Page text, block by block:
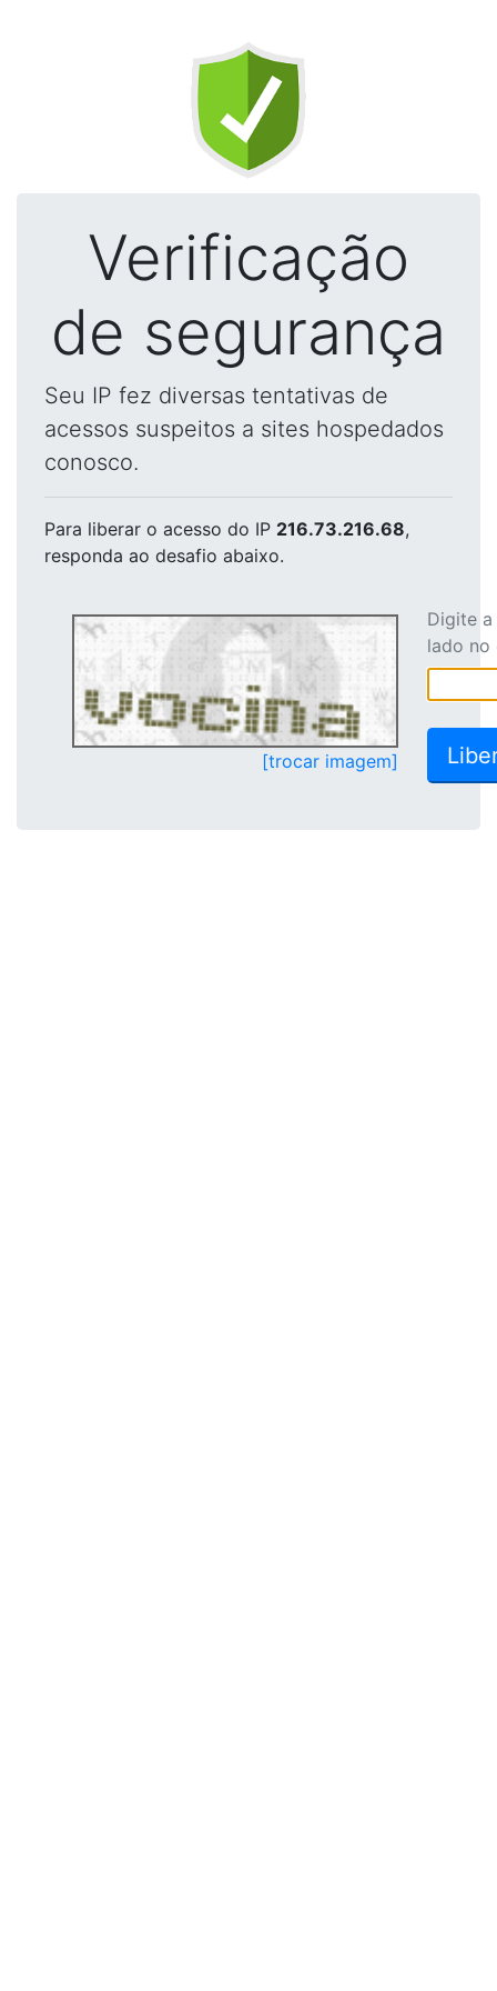
Verificação
de segurança
Seu IP fez diversas tentativas de
acessos suspeitos a sites hospedados
conosco.
Para liberar o acesso do IP 216.73.216.68,
responda ao desafio abaixo.
[trocar imagem]
Digite
lado no